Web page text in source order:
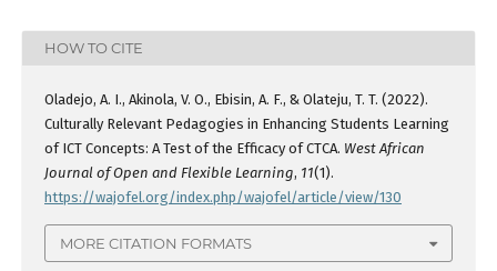
HOW TO CITE
Oladejo, A. I., Akinola, V. O., Ebisin, A. F., & Olateju, T. T. (2022).
Culturally Relevant Pedagogies in Enhancing Students Learning
of ICT Concepts: A Test of the Efficacy of CTCA. West African
Journal of Open and Flexible Learning, 11(1).
https://wajofel.org/index.php/wajofel/article/view/130
MORE CITATION FORMATS